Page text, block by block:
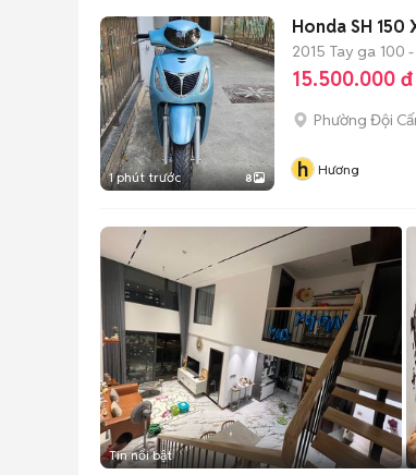
1 phút trước 8
Honda SH 150
2015 Tay ga 100
15.500.000 đ
Phường Đội
h Hương
Tin nổi bật